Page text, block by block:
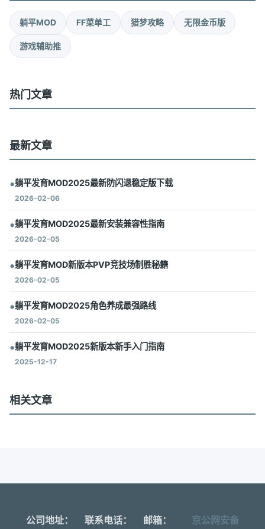
躺平MOD FF菜单工 猎梦攻略 无限金币版
游戏辅助推
热门文章
最新文章
•躺平发育MOD2025最新防闪退稳定版下载
2026-02-06
•躺平发育MOD2025最新安装兼容性指南
2026-02-05
•躺平发育MOD新版本PVP竞技场制胜秘籍
2026-02-05
•躺平发育MOD2025角色养成最强路线
2026-02-05
•躺平发育MOD2025新版本新手入门指南
2025-12-17
相关文章
公司地址： 联系电话： 邮箱： 京公网安备